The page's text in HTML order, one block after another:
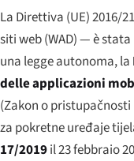
La Direttiva (UE) 2016/
siti web (WAD) — è
una legge autonoma, la
delle applicazioni
(Zakon o
za pokretne uređaje
17/2019il 23 febbraio